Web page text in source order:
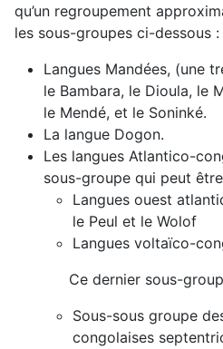
qu’un regroupement
les sous-groupes ci-dessous :
Langues Mandées, (une
le Bambara, le Dioula, le
le Mendé, et le Soninké.
La langue Dogon.
Les langues Atlantico-
sous-groupe qui peut
Langues ouest
le Peul et le Wolof
Langues voltaïco-
Ce dernier sous-
Sous-sous groupe
congolaises